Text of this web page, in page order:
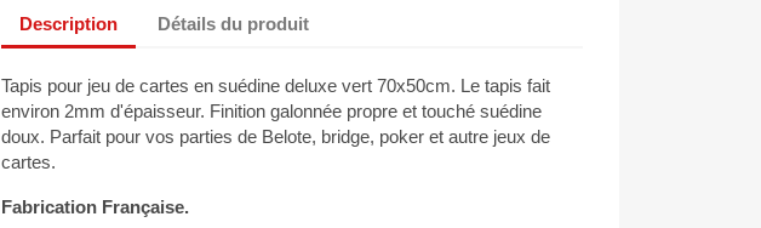
Description Détails du produit
Tapis pour jeu de cartes en suédine deluxe vert 70x50cm. Le tapis fait
environ 2mm d'épaisseur. Finition galonnée propre et touché suédine
doux. Parfait pour vos parties de Belote, bridge, poker et autre jeux de
cartes.
Fabrication Française.